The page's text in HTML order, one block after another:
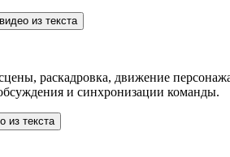
раскадровка, движение
и синхронизации команды.